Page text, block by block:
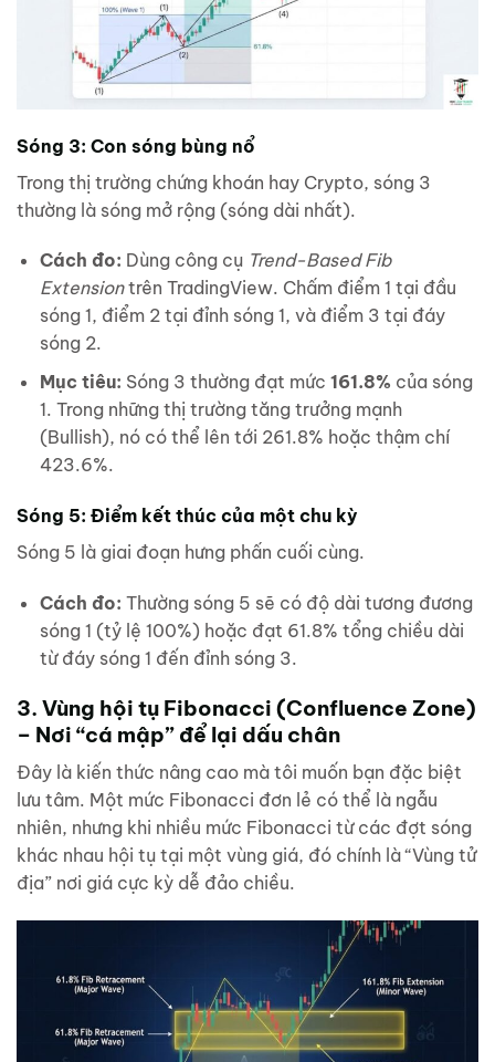
Sóng 3: Con sóng bùng nổ
Trong thị trường chứng khoán hay Crypto, sóng 3
thường là sóng mở rộng (sóng dài nhất).
Cách đo: Dùng công cụ Trend-Based Fib
Extensiontrên TradingView. Chấm điểm 1 tại đầu
sóng 1, điểm 2 tại đỉnh sóng 1, và điểm 3 tại đáy
sóng 2.
Mục tiêu: Sóng 3 thường đạt mức 161.8% của sóng
1. Trong những thị trường tăng trưởng mạnh
(Bullish), nó có thể lên tới 261.8% hoặc thậm chí
423.6%.
Sóng 5: Điểm kết thúc của một chu kỳ
Sóng 5 là giai đoạn hưng phấn cuối cùng.
Cách đo: Thường sóng 5 sẽ có độ dài tương đương
sóng 1 (tỷ lệ 100%) hoặc đạt 61.8% tổng chiều dài
từ đáy sóng 1 đến đỉnh sóng 3.
3. Vùng hội tụ Fibonacci (Confluence Zone)
– Nơi “cá mập” để lại dấu chân
Đây là kiến thức nâng cao mà tôi muốn bạn đặc biệt
lưu tâm. Một mức Fibonacci đơn lẻ có thể là ngẫu
nhiên, nhưng khi nhiều mức Fibonacci từ các đợt sóng
khác nhau hội tụ tại một vùng giá, đó chính là “Vùng tử
địa” nơi giá cực kỳ dễ đảo chiều.